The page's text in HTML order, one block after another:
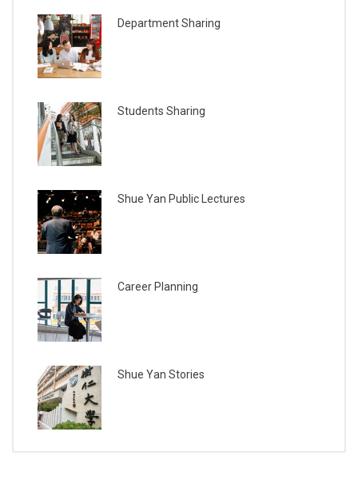
Department Sharing
Students Sharing
Shue Yan Public Lectures
Career Planning
Shue Yan Stories